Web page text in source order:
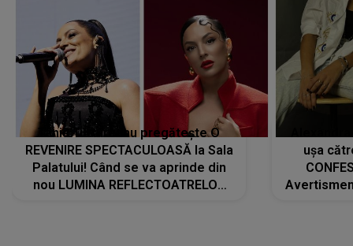
Tania Turtureanu pregătește O
REVENIRE SPECTACULOASĂ la Sala
Palatului! Când se va aprinde din
nou LUMINA REFLECTOATRELOR
ușa